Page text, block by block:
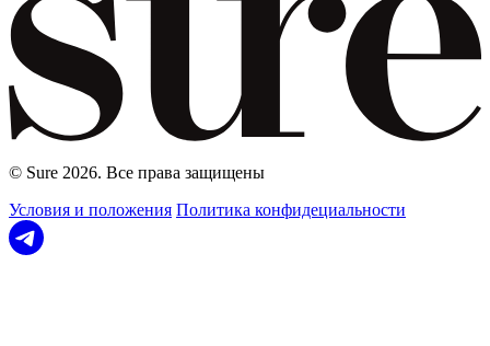
© Sure 2026. Все права защищены
Условия и положения Политика конфидециальности